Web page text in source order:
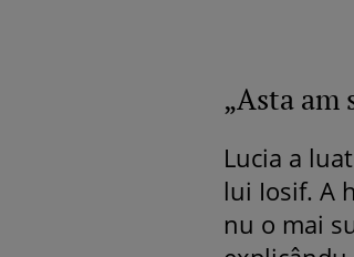
„Asta am
Lucia a
lui Iosif. A
nu o mai